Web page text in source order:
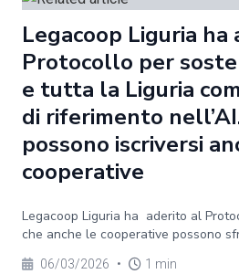
Legacoop Liguria
Protocollo per
e tutta la Liguria
di riferimento
possono iscriversi
cooperative
Legacoop Liguria ha aderito al
che anche le cooperative possono
06/03/2026 • 1 min